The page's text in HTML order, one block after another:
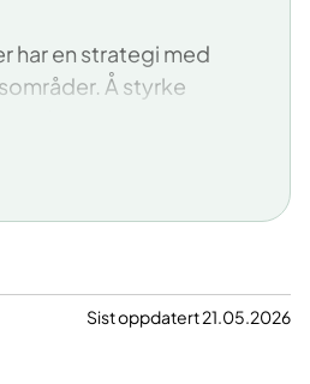
har en strategi med
Å styrke
er utarbeidet en
på området og det
for å øke involveringen
i Nye metoder har
Sist oppdatert 21.05.2026